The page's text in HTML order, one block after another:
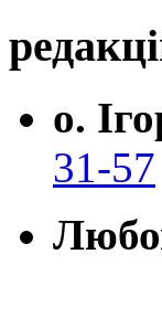
о.
31-57